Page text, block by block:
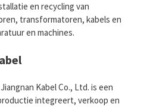
en recycling van
transformatoren, kabels en
en machines.
Kabel Co., Ltd. is een
integreert, verkoop en